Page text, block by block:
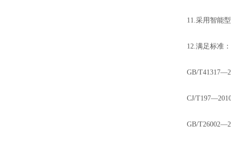
11.采用智能
12.满足标准：
GB/
CJ/
GB/